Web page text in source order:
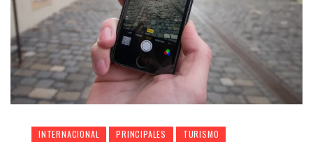
INTERNACIONAL PRINCIPALES TURISMO